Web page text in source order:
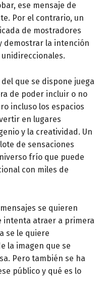
ese mensaje de
Por el contrario, un
de mostradores
demostrar la intención
que se dispone juega
de poder incluir o no
incluso los espacios
en lugares
y la creatividad. Un
de sensaciones
frío que puede
con miles de
se quieren
intenta atraer a primera
se le quiere
la imagen que se
Pero también se ha
público y qué es lo